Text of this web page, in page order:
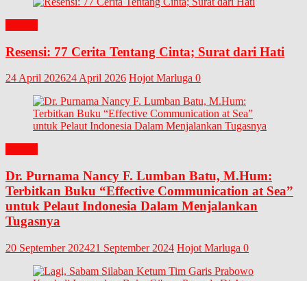
Resensi: 77 Cerita Tentang Cinta; Surat dari Hati
24 April 202624 April 2026 Hojot Marluga 0
Dr. Purnama Nancy F. Lumban Batu, M.Hum:
Terbitkan Buku “Effective Communication at Sea”
untuk Pelaut Indonesia Dalam Menjalankan
Tugasnya
20 September 202421 September 2024 Hojot Marluga 0